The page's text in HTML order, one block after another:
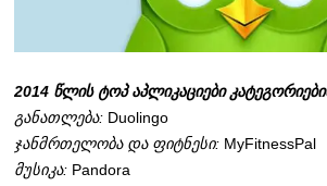
2014 წლის ტოპ აპლიკაციები
განათლება: Duolingo
ჯანმრთელობა და ფიტნესი: MyFitnessPal
მუსიკა: Pandora